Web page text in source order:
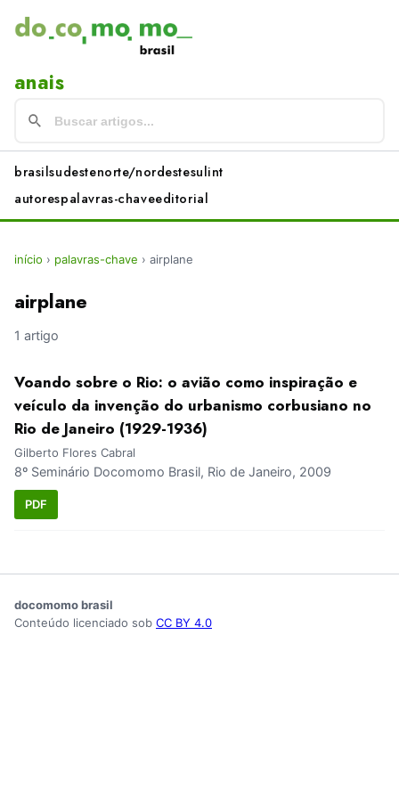
anais
brasilsudestenorte/nordestesulint
autorespalavras-chaveeditorial
início › palavras-chave › airplane
airplane
1 artigo
Voando sobre o Rio: o avião como inspiração e
veículo da invenção do urbanismo corbusiano no
Rio de Janeiro (1929-1936)
Gilberto Flores Cabral
8º Seminário Docomomo Brasil, Rio de Janeiro, 2009
PDF
docomomo brasil
Conteúdo licenciado sob CC BY 4.0